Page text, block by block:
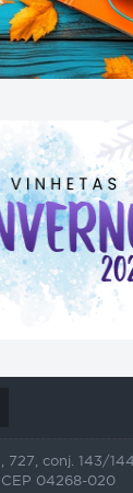
727, conj. 143/144
CEP 04268-020